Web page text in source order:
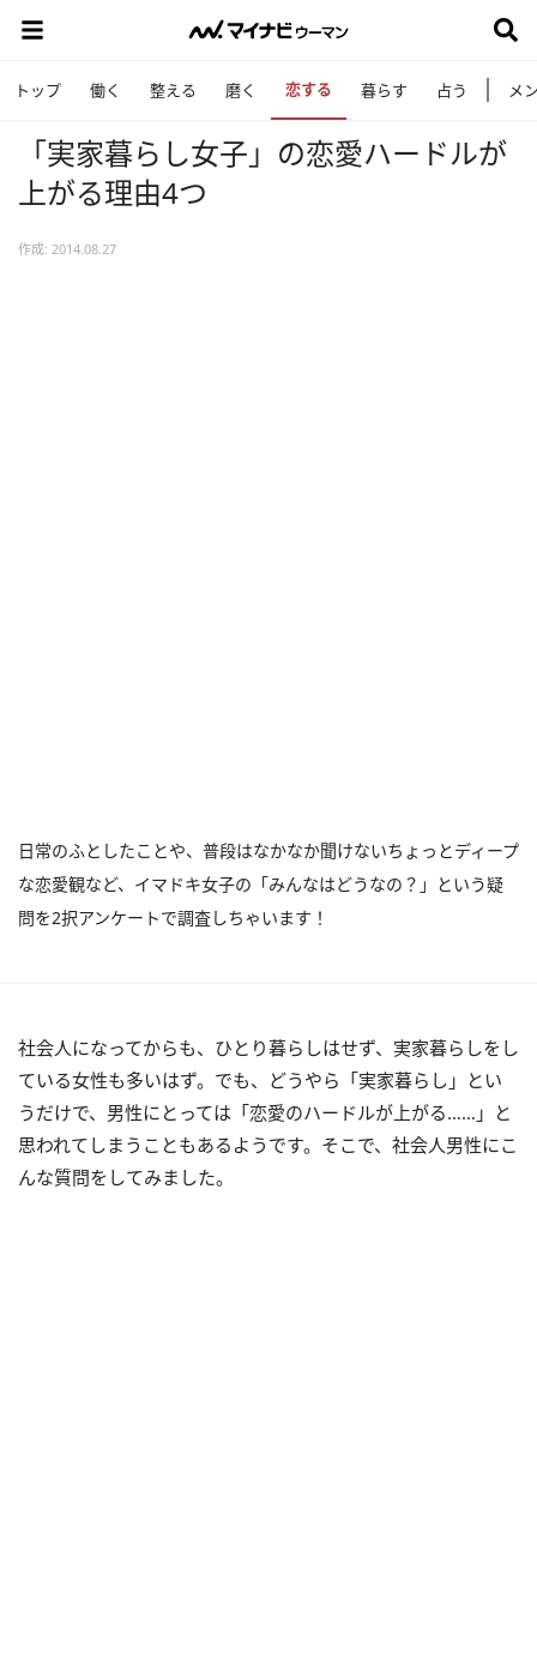
トップ 働く 整える 磨く 恋する 暮らす 占う メ
「実家暮らし女子」の恋愛ハードルが
上がる理由4つ
作成: 2014.08.27
日常のふとしたことや、普段はなかなか聞けないちょっとディープ
な恋愛観など、イマドキ女子の「みんなはどうなの？」という疑
問を2択アンケートで調査しちゃいます！
社会人になってからも、ひとり暮らしはせず、実家暮らしをし
ている女性も多いはず。でも、どうやら「実家暮らし」とい
うだけで、男性にとっては「恋愛のハードルが上がる……」と
思われてしまうこともあるようです。そこで、社会人男性にこ
んな質問をしてみました。